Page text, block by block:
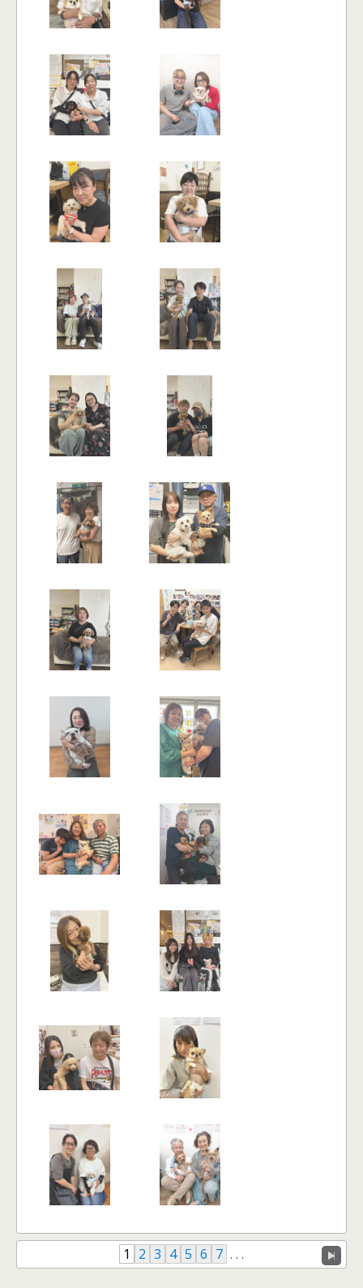
1 2 3 4 5 6 7 . . .